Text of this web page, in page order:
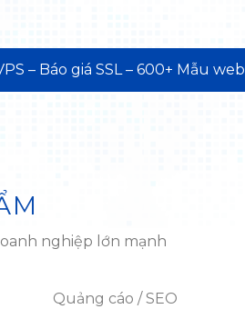
– Báo giá SSL– 600+ Mẫu web
nghiệp lớn mạnh
Quảng cáo / SEO